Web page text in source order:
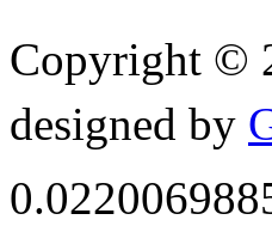
Copyright ©
designed by